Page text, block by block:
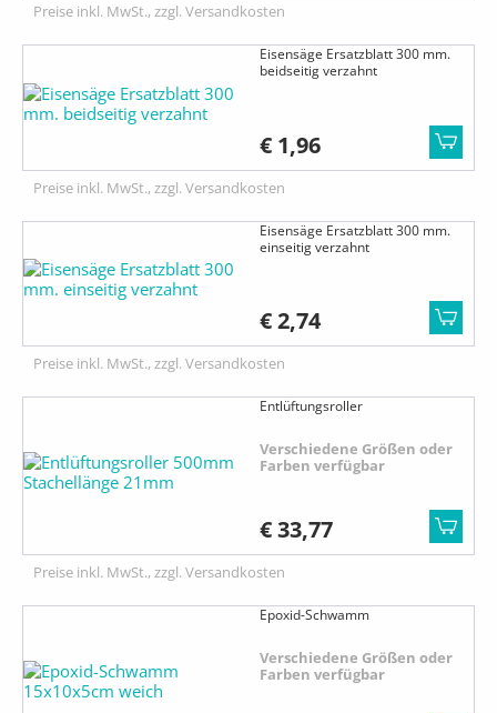
Preise inkl. MwSt., zzgl. Versandkosten
Eisensäge Ersatzblatt 300 mm.
beidseitig verzahnt
€ 1,96
Preise inkl. MwSt., zzgl. Versandkosten
Eisensäge Ersatzblatt 300 mm.
einseitig verzahnt
€ 2,74
Preise inkl. MwSt., zzgl. Versandkosten
Entlüftungsroller
Verschiedene Größen oder
Farben verfügbar
€ 33,77
Preise inkl. MwSt., zzgl. Versandkosten
Epoxid-Schwamm
Verschiedene Größen oder
Farben verfügbar